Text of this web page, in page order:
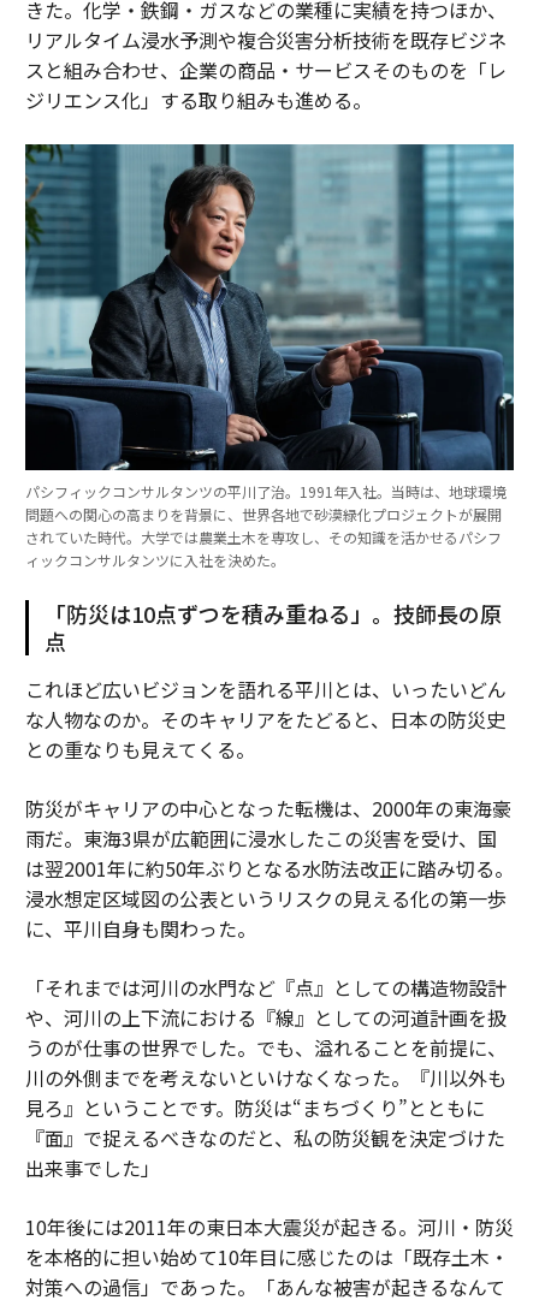
きた。化学・鉄鋼・ガスなどの業種に実績を持つほか、
リアルタイム浸水予測や複合災害分析技術を既存ビジネ
スと組み合わせ、企業の商品・サービスそのものを「レ
ジリエンス化」する取り組みも進める。
パシフィックコンサルタンツの平川了治。1991年入社。当時は、地球環境
問題への関心の高まりを背景に、世界各地で砂漠緑化プロジェクトが展開
されていた時代。大学では農業土木を専攻し、その知識を活かせるパシフ
ィックコンサルタンツに入社を決めた。
「防災は10点ずつを積み重ねる」。技師長の原
点
これほど広いビジョンを語れる平川とは、いったいどん
な人物なのか。そのキャリアをたどると、日本の防災史
との重なりも見えてくる。
防災がキャリアの中心となった転機は、2000年の東海豪
雨だ。東海3県が広範囲に浸水したこの災害を受け、国
は翌2001年に約50年ぶりとなる水防法改正に踏み切る。
浸水想定区域図の公表というリスクの見える化の第一歩
に、平川自身も関わった。
「それまでは河川の水門など『点』としての構造物設計
や、河川の上下流における『線』としての河道計画を扱
うのが仕事の世界でした。でも、溢れることを前提に、
川の外側までを考えないといけなくなった。『川以外も
見ろ』ということです。防災は“まちづくり”とともに
『面』で捉えるべきなのだと、私の防災観を決定づけた
出来事でした」
10年後には2011年の東日本大震災が起きる。河川・防災
を本格的に担い始めて10年目に感じたのは「既存土木・
対策への過信」であった。「あんな被害が起きるなんて